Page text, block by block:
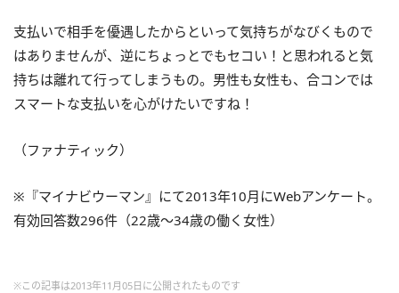
支払いで相手を優遇したからといって気持ちがなびくもので
はありませんが、逆にちょっとでもセコい！と思われると気
持ちは離れて行ってしまうもの。男性も女性も、合コンでは
スマートな支払いを心がけたいですね！
（ファナティック）
※『マイナビウーマン』にて2013年10月にWebアンケート。
有効回答数296件（22歳～34歳の働く女性）
※この記事は2013年11月05日に公開されたものです